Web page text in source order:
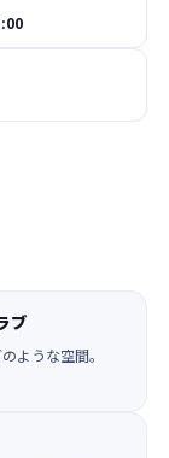
ブ
ような空間。